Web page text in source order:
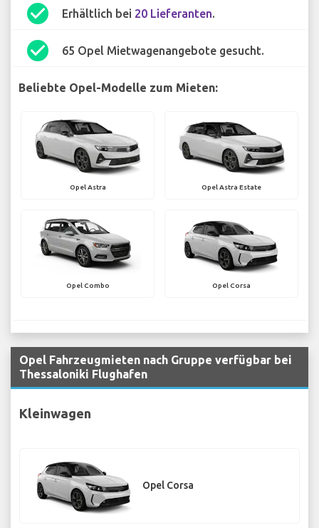
check_circle Erhältlich bei 20 Lieferanten.
check_circle 65 Opel Mietwagenangebote gesucht.
Beliebte Opel-Modelle zum Mieten:
Opel Astra Opel Astra Estate
Opel Combo Opel Corsa
Opel Fahrzeugmieten nach Gruppe verfügbar bei
Thessaloniki Flughafen
Kleinwagen
Opel Corsa